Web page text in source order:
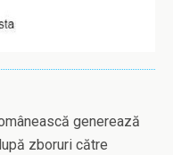
generează
zboruri către